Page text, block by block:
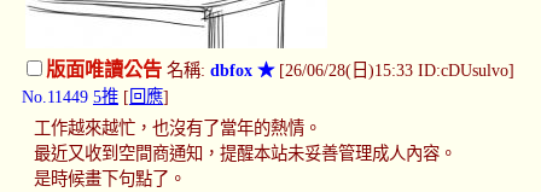
版面唯讀公告 名稱: dbfox ★[26/06/28(日)15:33 ID:cDUsulvo]
No.11449 5推 [ 回應]
工作越來越忙，也沒有了當年的熱情。
最近又收到空間商通知，提醒本站未妥善管理成人內容。
是時候畫下句點了。